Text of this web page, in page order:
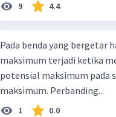
9 4.4
Pada benda yang bergetar
maksimum terjadi ketika
potensial maksimum pada
maksimum. Perbanding...
1 0.0